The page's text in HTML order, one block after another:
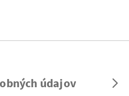
údajov